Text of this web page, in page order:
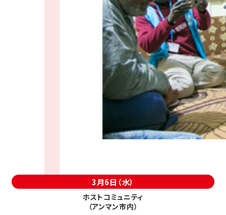
3月6日（水）
ホストコミュニティ
（アンマン市内）